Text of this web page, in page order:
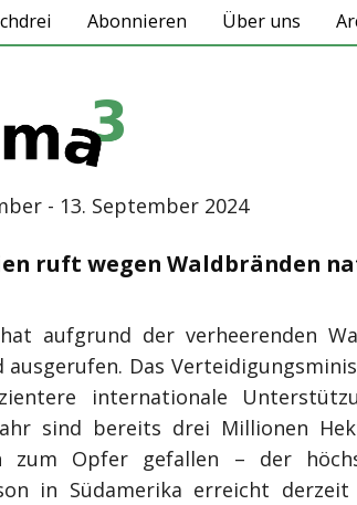
Abonnieren Über uns
- 13. September 2024
ruft wegen Waldbränden
aufgrund der verheerenden
ausgerufen. Das
internationale
sind bereits drei Millionen
zum Opfer gefallen – der
in Südamerika erreicht